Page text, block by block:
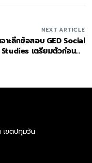
NEXT ARTICLE
เจาะลึกข้อสอบ GED Social
Studies เตรียมตัวก่อนลง
เขตปทุมวัน